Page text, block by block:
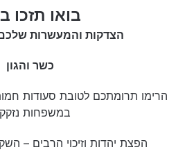
בואו תזכו
הצדקות והמעשרות שלכם
כשר והגון
הרימו תרומתכם לטובת סעודות
במשפחות
הפצת יהדות וזיכוי הרבים –